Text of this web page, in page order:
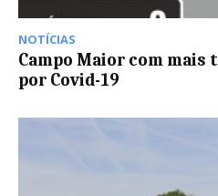
NOTÍCIAS
Campo Maior com mais
por Covid-19